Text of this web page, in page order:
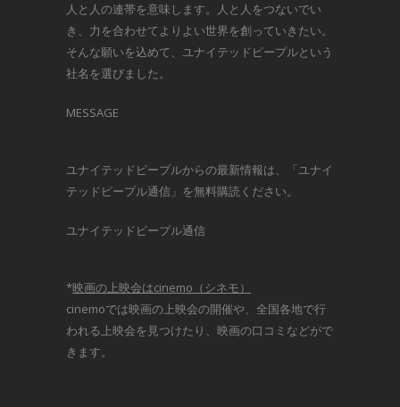
人と人の連帯を意味します。人と人をつないでい
き、力を合わせてよりよい世界を創っていきたい。
そんな願いを込めて、ユナイテッドピープルという
社名を選びました。
MESSAGE
ユナイテッドピープルからの最新情報は、「ユナイ
テッドピープル通信」を無料購読ください。
ユナイテッドピープル通信
*映画の上映会はcinemo（シネモ）
cinemoでは映画の上映会の開催や、全国各地で行
われる上映会を見つけたり、映画の口コミなどがで
きます。